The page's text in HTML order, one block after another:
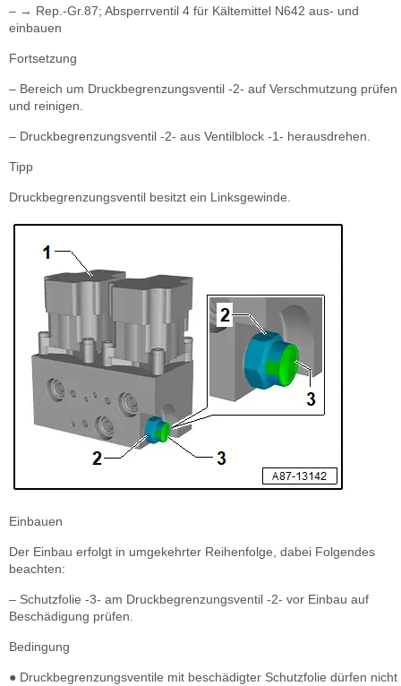
– → Rep.-Gr.87; Absperrventil 4 für Kältemittel N642 aus- und
einbauen
Fortsetzung
– Bereich um Druckbegrenzungsventil -2- auf Verschmutzung prüfen
und reinigen.
– Druckbegrenzungsventil -2- aus Ventilblock -1- herausdrehen.
Tipp
Druckbegrenzungsventil besitzt ein Linksgewinde.
Einbauen
Der Einbau erfolgt in umgekehrter Reihenfolge, dabei Folgendes
beachten:
– Schutzfolie -3- am Druckbegrenzungsventil -2- vor Einbau auf
Beschädigung prüfen.
Bedingung
● Druckbegrenzungsventile mit beschädigter Schutzfolie dürfen nicht